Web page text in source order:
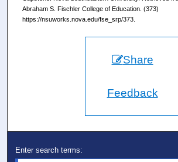
Abraham S. Fischler College of Education. (373)
https://nsuworks.nova.edu/fse_srp/373.
Share
Feedback
Enter search terms: